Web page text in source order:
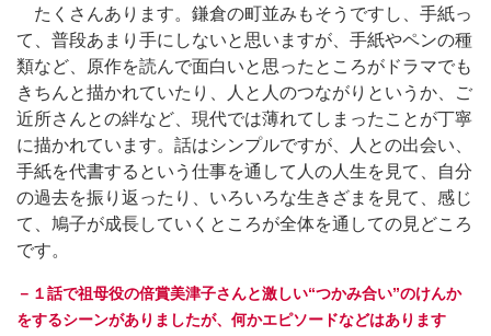
たくさんあります。鎌倉の町並みもそうですし、手紙っ
て、普段あまり手にしないと思いますが、手紙やペンの種
類など、原作を読んで面白いと思ったところがドラマでも
きちんと描かれていたり、人と人のつながりというか、ご
近所さんとの絆など、現代では薄れてしまったことが丁寧
に描かれています。話はシンプルですが、人との出会い、
手紙を代書するという仕事を通して人の人生を見て、自分
の過去を振り返ったり、いろいろな生きざまを見て、感じ
て、鳩子が成長していくところが全体を通しての見どころ
です。
－１話で祖母役の倍賞美津子さんと激しい“つかみ合い”のけんか
をするシーンがありましたが、何かエピソードなどはあります